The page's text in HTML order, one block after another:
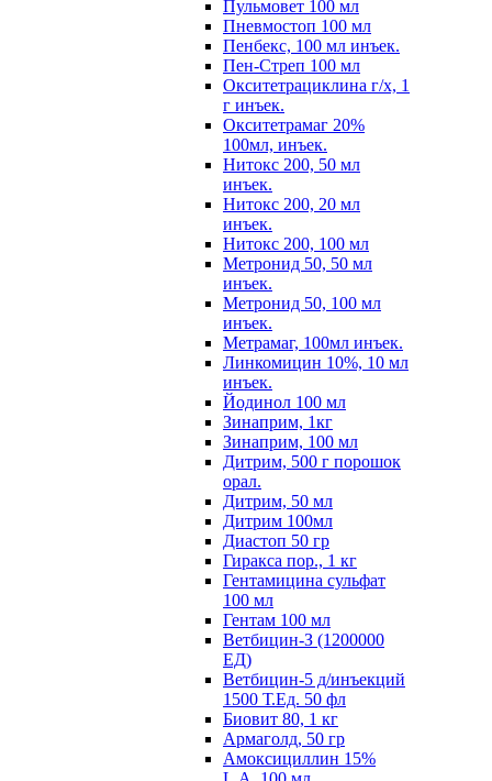
Пульмовет 100 мл
Пневмостоп 100 мл
Пенбекс, 100 мл инъек.
Пен-Стреп 100 мл
Окситетрациклина г/х, 1
г инъек.
Окситетрамаг 20%
100мл, инъек.
Нитокс 200, 50 мл
инъек.
Нитокс 200, 20 мл
инъек.
Нитокс 200, 100 мл
Метронид 50, 50 мл
инъек.
Метронид 50, 100 мл
инъек.
Метрамаг, 100мл инъек.
Линкомицин 10%, 10 мл
инъек.
Йодинол 100 мл
Зинаприм, 1кг
Зинаприм, 100 мл
Дитрим, 500 г порошок
орал.
Дитрим, 50 мл
Дитрим 100мл
Диастоп 50 гр
Гиракса пор., 1 кг
Гентамицина сульфат
100 мл
Гентам 100 мл
Ветбицин-З (1200000
ЕД)
Ветбицин-5 д/инъекций
1500 Т.Ед. 50 фл
Биовит 80, 1 кг
Армаголд, 50 гр
Амоксициллин 15%